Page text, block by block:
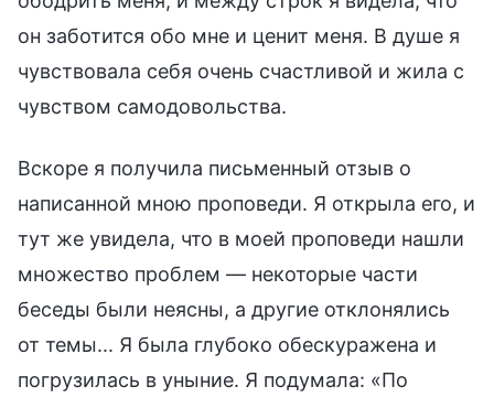
он заботится обо мне и ценит меня. В душе я
чувствовала себя очень счастливой и жила с
чувством самодовольства.
Вскоре я получила письменный отзыв о
написанной мною проповеди. Я открыла его, и
тут же увидела, что в моей проповеди нашли
множество проблем — некоторые части
беседы были неясны, а другие отклонялись
от темы... Я была глубоко обескуражена и
погрузилась в уныние. Я подумала: «По